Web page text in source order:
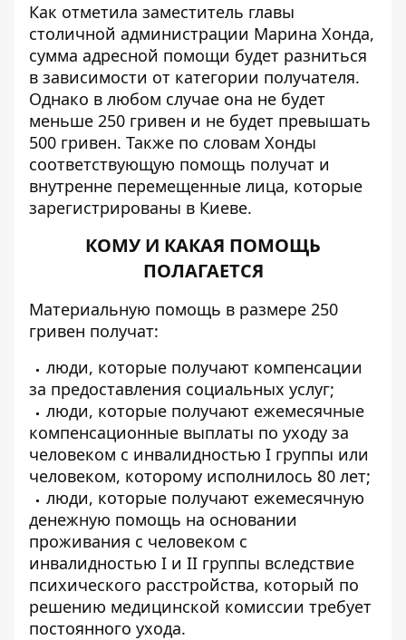
Как отметила заместитель главы
столичной администрации Марина Хонда,
сумма адресной помощи будет разниться
в зависимости от категории получателя.
Однако в любом случае она не будет
меньше 250 гривен и не будет превышать
500 гривен. Также по словам Хонды
соответствующую помощь получат и
внутренне перемещенные лица, которые
зарегистрированы в Киеве.
КОМУ И КАКАЯ ПОМОЩЬ
ПОЛАГАЕТСЯ
Материальную помощь в размере 250
гривен получат:
люди, которые получают компенсации
за предоставления социальных услуг;
люди, которые получают ежемесячные
компенсационные выплаты по уходу за
человеком с инвалидностью I группы или
человеком, которому исполнилось 80 лет;
люди, которые получают ежемесячную
денежную помощь на основании
проживания с человеком с
инвалидностью I и II группы вследствие
психического расстройства, который по
решению медицинской комиссии требует
постоянного ухода.